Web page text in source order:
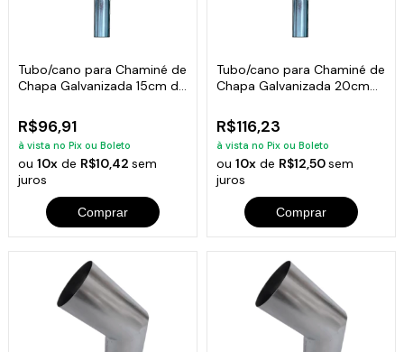
Tubo/cano para Chaminé de
Chapa Galvanizada 15cm de
R$96,91
à vista no Pix ou Boleto
ou10x de R$10,42sem
juros
Comprar
Tubo/cano para Chaminé de
Chapa Galvanizada 20cm
R$116,23
à vista no Pix ou Boleto
ou 10xde R$12,50sem
juros
Comprar